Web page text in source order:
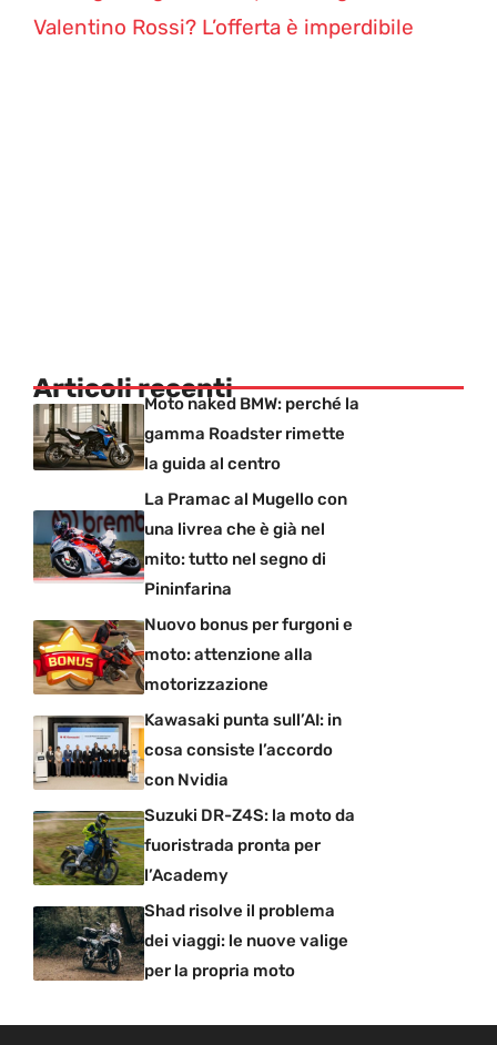
Valentino Rossi? L’offerta è imperdibile
Articoli recentiMoto naked BMW: perché la
gamma Roadster rimette
la guida al centro
La Pramac al Mugello con
una livrea che è già nel
mito: tutto nel segno di
Pininfarina
Nuovo bonus per furgoni e
moto: attenzione alla
motorizzazione
Kawasaki punta sull’AI: in
cosa consiste l’accordo
con Nvidia
Suzuki DR-Z4S: la moto da
fuoristrada pronta per
l’Academy
Shad risolve il problema
dei viaggi: le nuove valige
per la propria moto